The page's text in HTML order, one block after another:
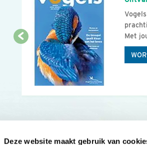
Deze website maakt gebruik van
Met